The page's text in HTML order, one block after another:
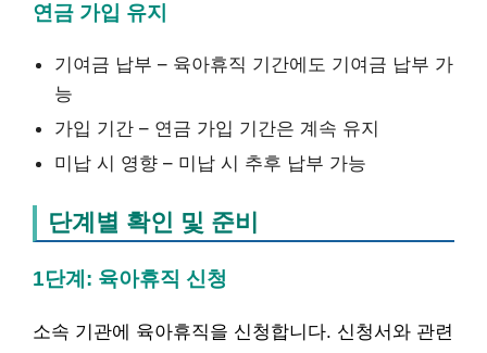
연금 가입 유지
기여금 납부 – 육아휴직 기간에도 기여금 납부 가
능
가입 기간 – 연금 가입 기간은 계속 유지
미납 시 영향 – 미납 시 추후 납부 가능
단계별 확인 및 준비
1단계: 육아휴직 신청
소속 기관에 육아휴직을 신청합니다. 신청서와 관련